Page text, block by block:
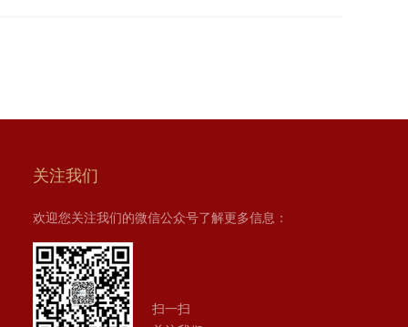
关注我们
欢迎您关注我们的微信公众号了解更多信息：
扫一扫